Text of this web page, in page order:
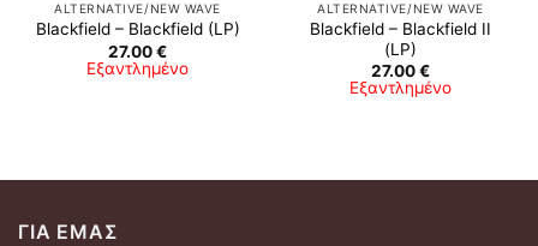
ALTERNATIVE/NEW WAVE
Blackfield – Blackfield (LP)
27.00€
Εξαντλημένο
ALTERNATIVE/NEW WAVE
Blackfield – Blackfield II
(LP)
27.00€
Εξαντλημένο
ΓΙΑ ΕΜΆΣ